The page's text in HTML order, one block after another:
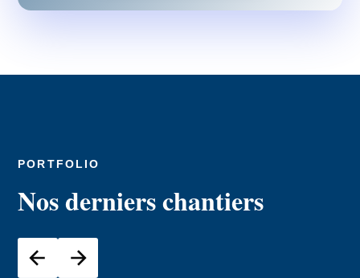
PORTFOLIO
Nos derniers chantiers